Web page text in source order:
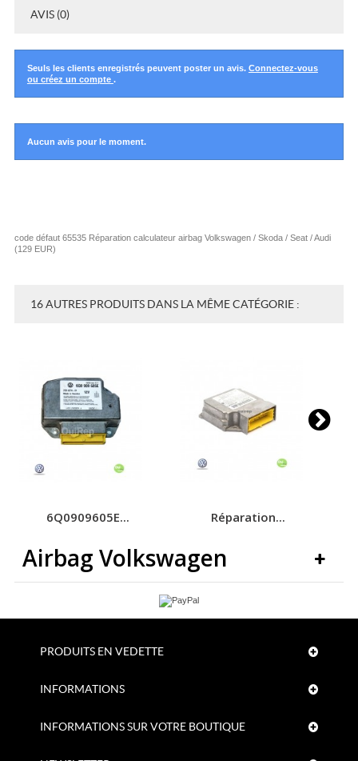
AVIS (0)
Seuls les clients enregistrés peuvent poster un avis. Connectez-vous
ou créez un compte .
Aucun avis pour le moment.
code défaut 65535 Réparation calculateur airbag Volkswagen / Skoda / Seat / Audi
(129 EUR)
16 AUTRES PRODUITS DANS LA MÊME CATÉGORIE :
6Q0909605E... Réparation...
Airbag Volkswagen
PRODUITS EN VEDETTE
INFORMATIONS
INFORMATIONS SUR VOTRE BOUTIQUE